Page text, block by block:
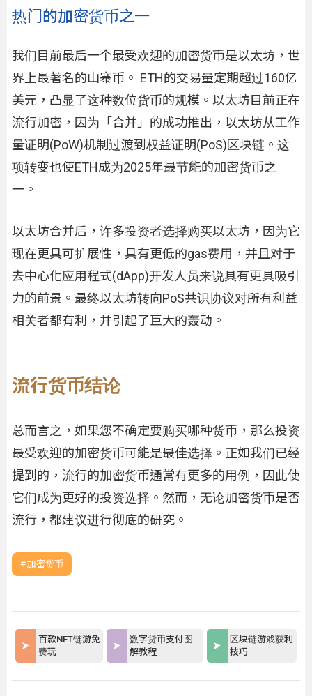
热门的加密货币之一
我们目前最后一个最受欢迎的加密货币是以太坊，世
界上最著名的山寨币。 ETH的交易量定期超过160亿
美元，凸显了这种数位货币的规模。以太坊目前正在
流行加密，因为「合并」的成功推出，以太坊从工作
量证明(PoW)机制过渡到权益证明(PoS)区块链。这
项转变也使ETH成为2025年最节能的加密货币之
一。
以太坊合并后，许多投资者选择购买以太坊，因为它
现在更具可扩展性，具有更低的gas费用，并且对于
去中心化应用程式(dApp)开发人员来说具有更具吸引
力的前景。最终以太坊转向PoS共识协议对所有利益
相关者都有利，并引起了巨大的轰动。
流行货币结论
总而言之，如果您不确定要购买哪种货币，那么投资
最受欢迎的加密货币可能是最佳选择。正如我们已经
提到的，流行的加密货币通常有更多的用例，因此使
它们成为更好的投资选择。然而，无论加密货币是否
流行，都建议进行彻底的研究。
加密货币
百款NFT链游免
费玩
数字货币支付图
解教程
区块链游戏获利
技巧